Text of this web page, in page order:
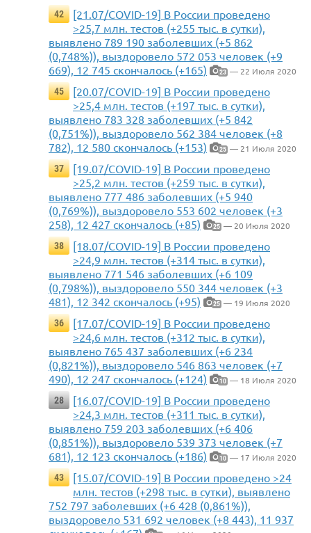
42
[21.07/COVID-19] В России проведено
>25,7 млн. тестов (+255 тыс. в сутки),
выявлено 789 190 заболевших (+5 862
(0,748%)), выздоровело 572 053 человек (+9
669), 12 745 скончалось (+165)
23 — 22 Июля 2020
45
[20.07/COVID-19] В России проведено
>25,4 млн. тестов (+197 тыс. в сутки),
выявлено 783 328 заболевших (+5 842
(0,751%)), выздоровело 562 384 человек (+8
782), 12 580 скончалось (+153)
25 — 21 Июля 2020
37
[19.07/COVID-19] В России проведено
>25,2 млн. тестов (+259 тыс. в сутки),
выявлено 777 486 заболевших (+5 940
(0,769%)), выздоровело 553 602 человек (+3
258), 12 427 скончалось (+85)
25 — 20 Июля 2020
38
[18.07/COVID-19] В России проведено
>24,9 млн. тестов (+314 тыс. в сутки),
выявлено 771 546 заболевших (+6 109
(0,798%)), выздоровело 550 344 человек (+3
481), 12 342 скончалось (+95)
25 — 19 Июля 2020
36
[17.07/COVID-19] В России проведено
>24,6 млн. тестов (+312 тыс. в сутки),
выявлено 765 437 заболевших (+6 234
(0,821%)), выздоровело 546 863 человек (+7
490), 12 247 скончалось (+124)
10 — 18 Июля 2020
28
[16.07/COVID-19] В России проведено
>24,3 млн. тестов (+311 тыс. в сутки),
выявлено 759 203 заболевших (+6 406
(0,851%)), выздоровело 539 373 человек (+7
681), 12 123 скончалось (+186)
10 — 17 Июля 2020
43
[15.07/COVID-19] В России проведено >24
млн. тестов (+298 тыс. в сутки), выявлено
752 797 заболевших (+6 428 (0,861%)),
выздоровело 531 692 человек (+8 443), 11 937